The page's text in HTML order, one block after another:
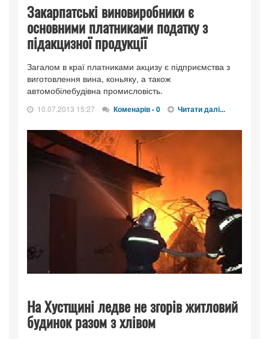
Закарпатські виновиробники є
основними платниками податку з
підакцизної продукції
Загалом в краї платниками акцизу є підприємства з
виготовлення вина, коньяку, а також
автомобілебудівна промисловість.
10.07.2013 15:27 Коменарів - 0 Читати далі...
На Хустщині ледве не згорів житловий
будинок разом з хлівом